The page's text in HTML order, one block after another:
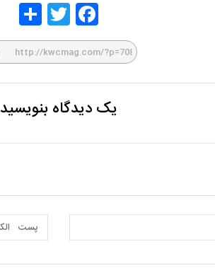
Face
book
Twitt
er
یک دیدگاه بنویسید